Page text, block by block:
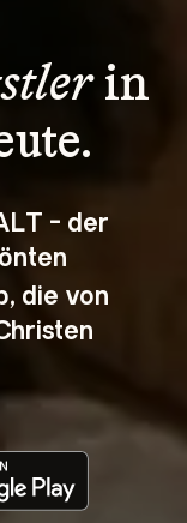
in
- der
die von